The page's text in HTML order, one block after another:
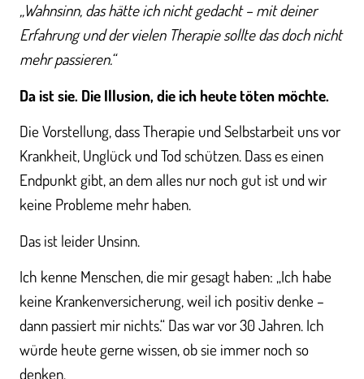
„Wahnsinn, das hätte ich nicht gedacht – mit deiner
Erfahrung und der vielen Therapie sollte das doch nicht
mehr passieren.“
Da ist sie. Die Illusion, die ich heute töten möchte.
Die Vorstellung, dass Therapie und Selbstarbeit uns vor
Krankheit, Unglück und Tod schützen. Dass es einen
Endpunkt gibt, an dem alles nur noch gut ist und wir
keine Probleme mehr haben.
Das ist leider Unsinn.
Ich kenne Menschen, die mir gesagt haben: „Ich habe
keine Krankenversicherung, weil ich positiv denke –
dann passiert mir nichts.“ Das war vor 30 Jahren. Ich
würde heute gerne wissen, ob sie immer noch so
denken.